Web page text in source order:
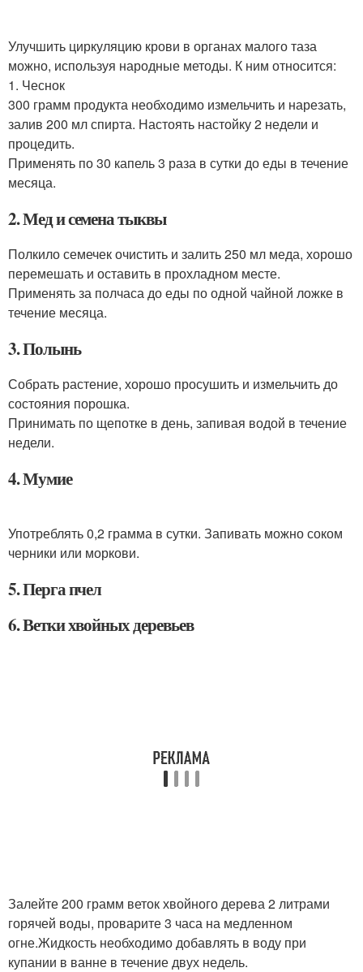
Улучшить циркуляцию крови в органах малого таза
можно, используя народные методы. К ним относится:
1. Чеснок
300 грамм продукта необходимо измельчить и нарезать,
залив 200 мл спирта. Настоять настойку 2 недели и
процедить.
Применять по 30 капель 3 раза в сутки до еды в течение
месяца.
2. Мед и семена тыквы
Полкило семечек очистить и залить 250 мл меда, хорошо
перемешать и оставить в прохладном месте.
Применять за полчаса до еды по одной чайной ложке в
течение месяца.
3. Полынь
Собрать растение, хорошо просушить и измельчить до
состояния порошка.
Принимать по щепотке в день, запивая водой в течение
недели.
4. Мумие
Употреблять 0,2 грамма в сутки. Запивать можно соком
черники или моркови.
5. Перга пчел
6. Ветки хвойных деревьев
Залейте 200 грамм веток хвойного дерева 2 литрами
горячей воды, проварите 3 часа на медленном
огне.Жидкость необходимо добавлять в воду при
купании в ванне в течение двух недель.